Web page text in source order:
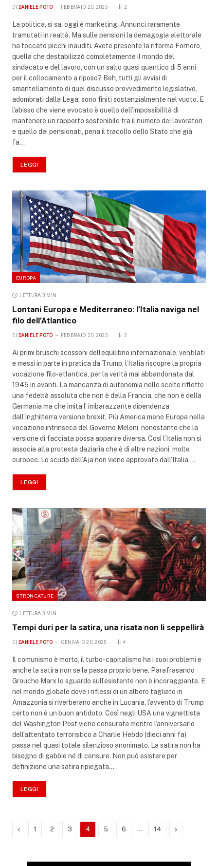
DI DANIELE POTO FEBBRAIO 20, 2025 2
La politica, si sa, oggi è marketing. Annunci raramente
tramutati in realtà. Ma sulle pensioni la demagogia elettorale
ha toccato picchi inauditi. Avete presente la riforma Fornero,
quella che destabilizzò completamente il mondo del
sindacato e del lavoro, con un salto quasi quantico di 5 anni
per il collocamento a riposo? Beh, tutti gli avvisi di
smantellamento di quel discusso provvedimento legislativo,
adombrati dalla Lega, sono finiti sostanzialmente nel vuoto. E
l’abisso che viene evocato è quello dell’impossibilità di
mantenere un rapporto sostenibile tra il numero dei lavoratori
e quello dei pensionati, pena il tracollo dello Stato che già
fa…
LEGGI
EUROPA
LETTURA 3 MIN.
Lontani Europa e Mediterraneo: l’Italia naviga nel
filo dell’Atlantico
DI DANIELE POTO FEBBRAIO 20, 2025 2
Ai primi bruschi scossoni dell’equilibrio internazionale, ventilati
e messi in parte in pratica da Trump, l’Italia riscopre la propria
vocazione filo-atlantica, per la verità mai abbandonata dal
1945 in avanti. La mancanza di autonomia nelle scelte riflette
una fedeltà assoluta che non è della Francia, che non è della
Germania ma che imita l’ imbarazzante dipendenza
dall’Inghilterra versione brexit. Più America meno Europa nella
vocazione intrinseca del Governo Meloni, nonostante che la
versione di facciata possa apparire diversa. Così l’Italia non si
associa alla protesta daziaria che è di altre nazioni, molte
europee. Lo scudo dell’Aja non viene approvato dall’Italia.…
LEGGI
STRONCATURE
LETTURA 3 MIN.
Tempi duri per la satira, una risata non li seppellirà
DI DANIELE POTO GENNAIO 20, 2025 4
Il comunismo è morto, il turbo-capitalismo ha i suoi problemi e
anche la satira non se la passa proprio bene. Parafrasando
Groucho Marx lo sguardo sull’esistente non è incoraggiante. E
nel mondo globale dove i riflessi di un albero tagliato in
Amazzonia si riverberano anche in Lucania, l’avvento di Trump
certo non è un buon antidoto. Così negli USA una vignettista
del Washington Post viene censurata mentre l’anniversario
dell’attentato terroristico a Charlie Hebdo (dieci anni fa)
passa nel quasi totale silenzioso anonimato. La satira non ha
bisogno di gabbie né di censure. Non può esistere per
definizione una satira ripiegata…
LEGGI
Precedente
1 2 3 4 5 6 … 14 Successivo